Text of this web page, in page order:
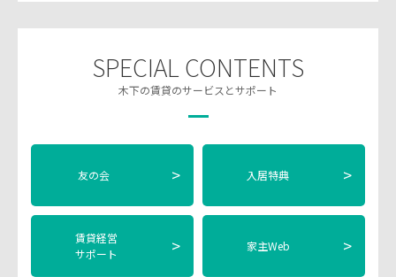
SPECIAL CONTENTS
木下の賃貸のサービスとサポート
友の会 > 入居特典 >
賃貸経営
サポート
> 家主Web >